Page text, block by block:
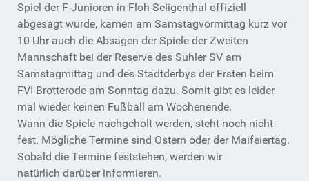
Spiel der F-Junioren in Floh-Seligenthal offiziell
abgesagt wurde, kamen am Samstagvormittag kurz vor
10 Uhr auch die Absagen der Spiele der Zweiten
Mannschaft bei der Reserve des Suhler SV am
Samstagmittag und des Stadtderbys der Ersten beim
FVI Brotterode am Sonntag dazu. Somit gibt es leider
mal wieder keinen Fußball am Wochenende.
Wann die Spiele nachgeholt werden, steht noch nicht
fest. Mögliche Termine sind Ostern oder der Maifeiertag.
Sobald die Termine feststehen, werden wir
natürlich darüber informieren.